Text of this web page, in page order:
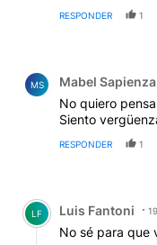
RESPONDER 1
MS Mabel Sapienza
No quiero
Siento
RESPONDER 1
Comentario de Luis
LF Luis Fantoni
No sé para que